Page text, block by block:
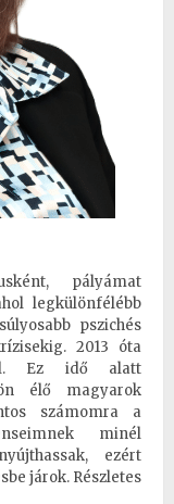
pályámat
legkülönfélébb
pszichés
2013 óta
Ez idő alatt
élő magyarok
számomra a
minél
ezért
járok. Részletes